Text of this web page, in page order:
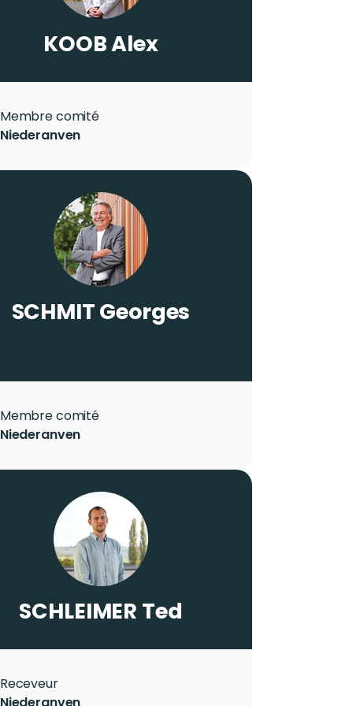
LASTNAME
KOOBFirstname
Alex
Role
Membre comité
City
Niederanven
Photo
Image
LASTNAME
SCHMITFirstname
Georges
Role
Membre comité
City
Niederanven
Photo
Image
LASTNAME
SCHLEIMER Firstname
Ted
Role
Receveur